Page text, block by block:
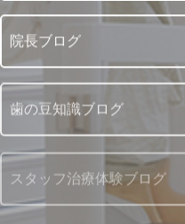
院長ブログ
歯の豆知識ブログ
スタッフ治療体験ブログ